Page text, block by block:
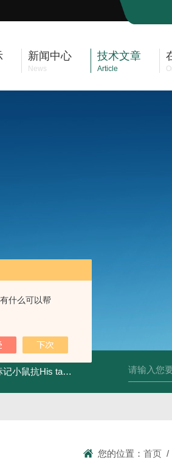
什么可以帮
新闻中心
News
技术文章
Article
小鼠抗His tag 组织细胞固定液（8％，
您的位置： 首页 /